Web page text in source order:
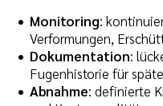
Monitoring:
Verformungen,
Dokumentation:
Fugenhistorie für
Abnahme: definierte